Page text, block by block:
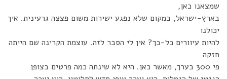
שמצאנו כאן,
בארץ-ישראל, במקום שלא נפגע ישירות משום פצצה גרעינית. איך
יכולנו
להיות עיוורים כל-כך? אין לי הסבר לזה. עוצמת הקרינה שם הייתה
חזקה
פי 300 בערך, מאשר כאן. היא לא שינתה כמה פרטים בצופן